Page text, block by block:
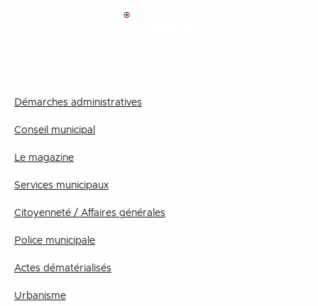
Démarches administratives
Conseil municipal
Le magazine
Services municipaux
Citoyenneté / Affaires générales
Police municipale
Actes dématérialisés
Urbanisme